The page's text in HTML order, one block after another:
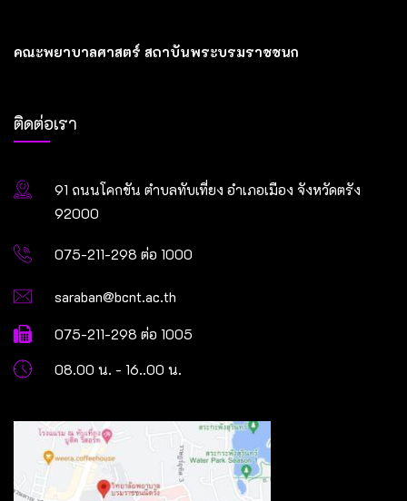
คณะพยาบาลศาสตร์ สถาบันพระบรมราชชนก
ติดต่อเรา
91 ถนนโคกขัน ตำบลทับเที่ยง อำเภอเมือง จังหวัดตรัง
92000
075-211-298 ต่อ 1000
saraban@bcnt.ac.th
075-211-298 ต่อ 1005
08.00 น. - 16..00 น.